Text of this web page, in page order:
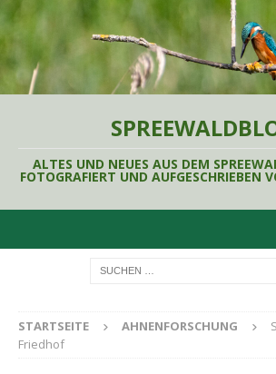
ALTES UND NEUES AUS DEM
FOTOGRAFIERT UND AUFGESCHRIEBEN
STARTSEITE AHNENFORSCHUNG
Friedhof